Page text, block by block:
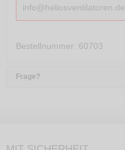
info@heliosventilatoren.de
Bestellnummer: 60703
Frage?